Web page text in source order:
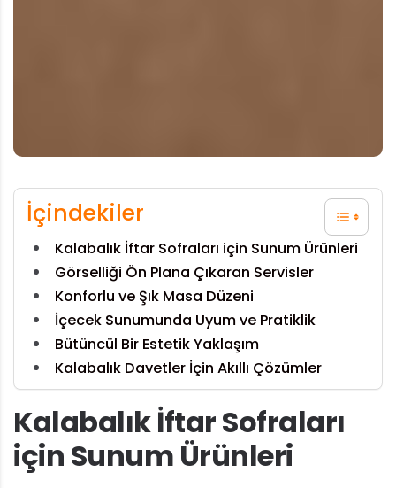
İçindekiler
Kalabalık İftar Sofraları için Sunum Ürünleri
Görselliği Ön Plana Çıkaran Servisler
Konforlu ve Şık Masa Düzeni
İçecek Sunumunda Uyum ve Pratiklik
Bütüncül Bir Estetik Yaklaşım
Kalabalık Davetler İçin Akıllı Çözümler
Kalabalık İftar Sofraları
için Sunum Ürünleri